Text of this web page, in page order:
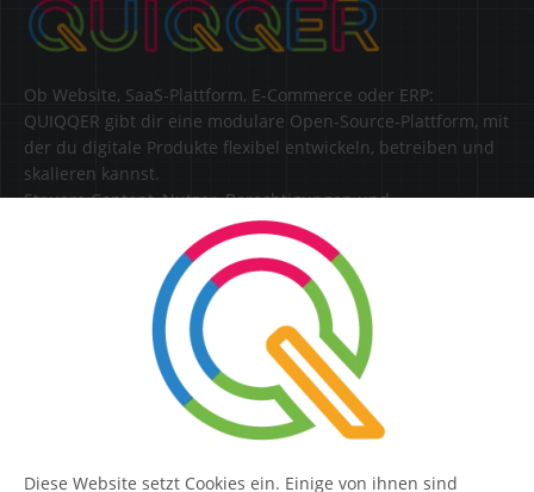
Ob Website, SaaS-Plattform, E-Commerce oder ERP:
QUIQQER gibt dir eine modulare Open-Source-Plattform, mit
der du digitale Produkte flexibel entwickeln, betreiben und
skalieren kannst.
Steuere Content, Nutzer, Berechtigungen und
Erweiterungen zentral in einer Lösung.
Diese Website setzt Cookies ein. Einige von ihnen sind